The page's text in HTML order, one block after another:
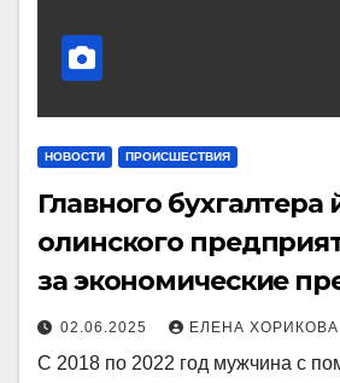
НОВОСТИ ПРОИСШЕСТВИЯ
Главного
олинского
за экономические
02.06.2025 ЕЛЕНА ХОРИКОВА
С 2018 по 2022 год мужчина с